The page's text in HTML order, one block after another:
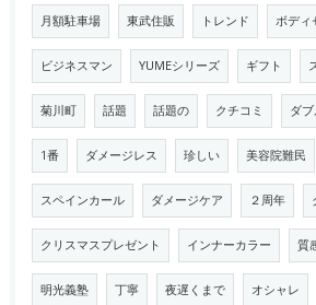
月額駐車場 東武住販 トレンド ボディ
ビジネスマン YUMEシリーズ ギフト
菊川町 話題 話題の クチコミ ダ
1番 ダメージレス 珍しい 美容院難民
スペインカール ダメージケア ２周年
クリスマスプレゼント インナーカラー 質
明光義塾 丁寧 夜遅くまで オシャレ